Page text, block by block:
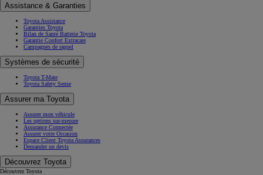
Assistance & Garanties
Toyota Assistance
Garanties Toyota
Bilan de Santé Batterie Toyota
Garantie Confort Extracare
Campagnes de rappel
Systèmes de sécurité
Toyota T-Mate
Toyota Safety Sense
Assurer ma Toyota
Assurer mon véhicule
Les options sur-mesure
Assurance Connectée
Assurer votre Occasion
Espace Client Toyota Assurances
Demander un devis
Découvrez Toyota
Découvrez Toyota